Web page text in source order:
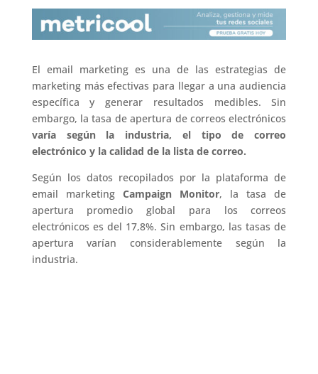
b
o
o
k
r A
p
p
dI
n
a
m
ar
ti
r
El email marketing es una de las estrategias de
marketing más efectivas para llegar a una audiencia
específica y generar resultados medibles. Sin
embargo, la tasa de apertura de correos electrónicos
varía según la industria, el tipo de correo
electrónico y la calidad de la lista de correo.
Según los datos recopilados por la plataforma de
email marketing Campaign Monitor, la tasa de
apertura promedio global para los correos
electrónicos es del 17,8%. Sin embargo, las tasas de
apertura varían considerablemente según la
industria.